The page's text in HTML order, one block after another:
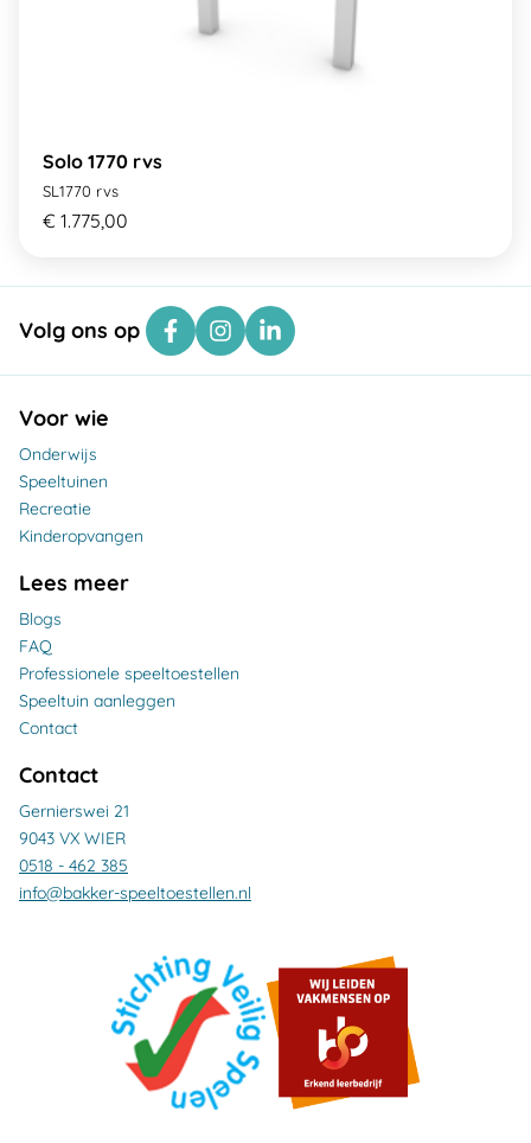
Solo 1770 rvs
SL1770 rvs
€ 1.775,00
Volg ons op
Voor wie
Onderwijs
Speeltuinen
Recreatie
Kinderopvangen
Lees meer
Blogs
FAQ
Professionele speeltoestellen
Speeltuin aanleggen
Contact
Contact
Gernierswei 21
9043 VX WIER
0518 - 462 385
info@bakker-speeltoestellen.nl